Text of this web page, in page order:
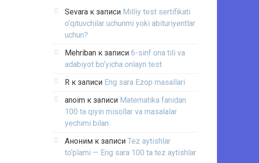
Sevara к записи Milliy test sertifikati
o‘qituvchilar uchunmi yoki abituriyentlar
uchun?
Mehriban к записи 6-sinf ona tili va
adabiyot bo‘yicha onlayn test
R к записи Eng sara Ezop masallari
anoim к записи Matematika fanidan
100 ta qiyin misollar va masalalar
yechimi bilan
Аноним к записи Tez aytishlar
to‘plami — Eng sara 100 ta tez aytishlar